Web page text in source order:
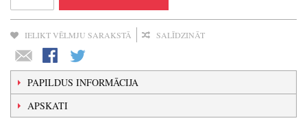
IELIKT VĒLMJU SARAKSTĀ SALĪDZINĀT
PAPILDUS INFORMĀCIJA
APSKATI